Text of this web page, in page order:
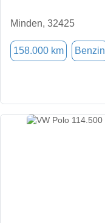
Minden, 32425
158.000 km Benzin